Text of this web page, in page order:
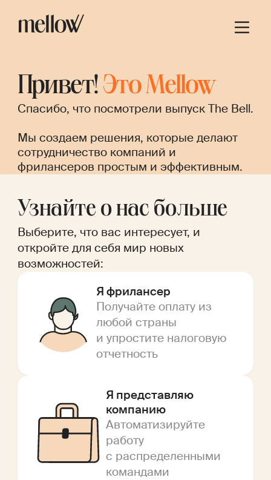
Привет!Это Mellow
Спасибо, что посмотрели выпуск The Bell.
Мы создаем решения, которые делают
сотрудничество компаний и
фрилансеров простым и эффективным.
Узнайте о нас больше
Выберите, что вас интересует, и
откройте для себя мир новых
возможностей:
Я фрилансер
Получайте оплату из
любой страны
и упростите налоговую
отчетность
Я представляю
компанию
Автоматизируйте
работу
с распределенными
командами